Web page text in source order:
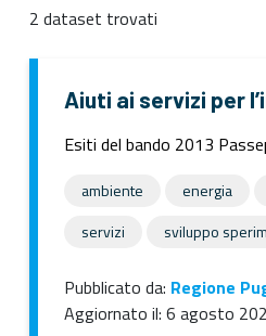
2 dataset trovati
Aiuti ai servizi per
Esiti del bando 2013
ambiente energia
servizi
sviluppo
Pubblicato da: Regione
Aggiornato il: 6 agosto